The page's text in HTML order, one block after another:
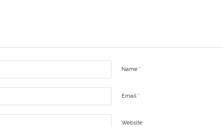
Name *
Email*
Website